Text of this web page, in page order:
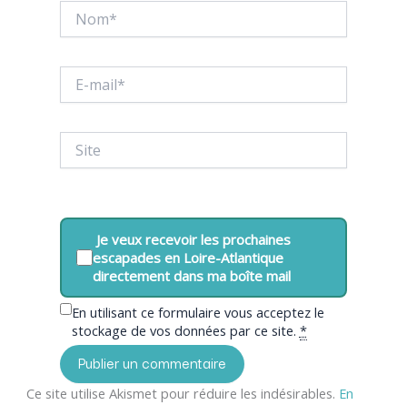
mail*
Je veux recevoir les prochaines
escapades en Loire-Atlantique
directement dans ma boîte mail
En utilisant ce formulaire vous acceptez le
stockage de vos données par ce site. *
Ce site utilise Akismet pour réduire les indésirables. En